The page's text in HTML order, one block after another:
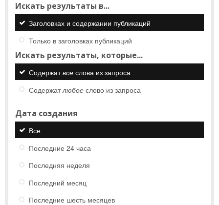
Искать результаты в...
Заголовках и содержании публикаций
Только в заголовках публикаций
Искать результаты, которые...
Содержатвсе слова из запроса
Содержатлюбое слово из запроса
Дата создания
Все
Последние 24 часа
Последняя неделя
Последний месяц
Последние шесть месяцев